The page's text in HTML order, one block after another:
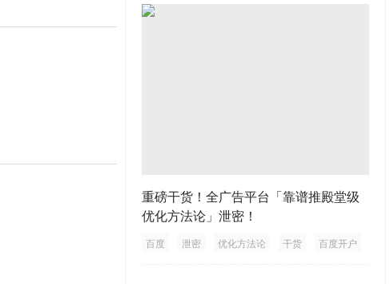
重磅干货！全广告平台「靠谱推殿堂级
优化方法论」泄密！
百度 泄密 优化方法论 干货 百度开户